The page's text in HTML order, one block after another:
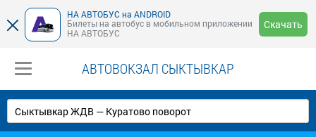
НА АВТОБУС на ANDROID
Билеты на автобус в мобильном приложении
НА АВТОБУС
Скачать
АВТОВОКЗАЛ СЫКТЫВКАР